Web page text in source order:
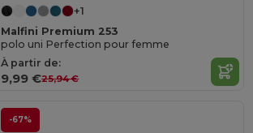
+1
Malfini Premium 253
polo uni Perfection pour femme
À partir de:
9,99 €25,94 €
-67%